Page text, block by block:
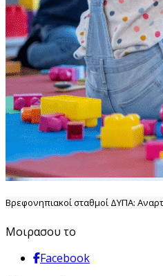
Βρεφονηπιακοί σταθμοί ΔΥΠΑ:
Μοιρασου το
Facebook